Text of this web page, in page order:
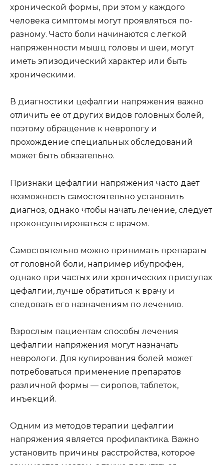
хронической формы, при этом у каждого
человека симптомы могут проявляться по-
разному. Часто боли начинаются с легкой
напряженности мышц головы и шеи, могут
иметь эпизодический характер или быть
хроническими.
В диагностики цефалгии напряжения важно
отличить ее от других видов головных болей,
поэтому обращение к неврологу и
прохождение специальных обследований
может быть обязательно.
Признаки цефалгии напряжения часто дает
возможность самостоятельно установить
диагноз, однако чтобы начать лечение, следует
проконсультироваться с врачом.
Самостоятельно можно принимать препараты
от головной боли, например ибупрофен,
однако при частых или хронических приступах
цефалгии, лучше обратиться к врачу и
следовать его назначениям по лечению.
Взрослым пациентам способы лечения
цефалгии напряжения могут назначать
неврологи. Для купирования болей может
потребоваться применение препаратов
различной формы — сиропов, таблеток,
инъекций.
Одним из методов терапии цефалгии
напряжения является профилактика. Важно
установить причины расстройства, которое